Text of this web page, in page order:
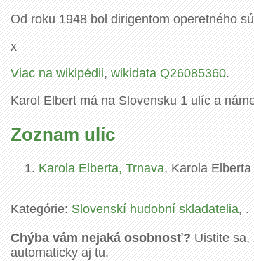
Od roku 1948 bol dirigentom operetného
x
Viac na wikipédii,wikidata Q26085360.
Karol Elbert má na Slovensku 1 ulíc a
Zoznam ulíc
Karola Elberta, Trnava, Karola
Kategórie:Slovenskí hudobní skladatelia, .
Chýba vám nejaká osobnosť?Uistite sa,
automaticky aj tu.